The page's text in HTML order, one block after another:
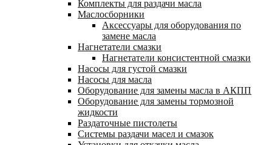
Комплекты для раздачи масла
Маслосборники
Аксессуары для оборудования по
замене масла
Нагнетатели смазки
Нагнетатели консистентной смазки
Насосы для густой смазки
Насосы для масла
Оборудование для замены масла в АКПП
Оборудование для замены тормозной
жидкости
Раздаточные пистолеты
Системы раздачи масел и смазок